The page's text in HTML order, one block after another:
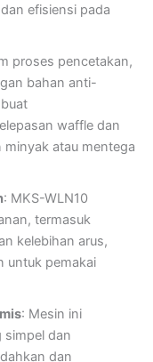
efisiensi pada
proses pencetakan,
bahan anti-
waffle dan
atau mentega
: MKS-WLN10
termasuk
kelebihan arus,
untuk pemakai
: Mesin ini
simpel dan
dan